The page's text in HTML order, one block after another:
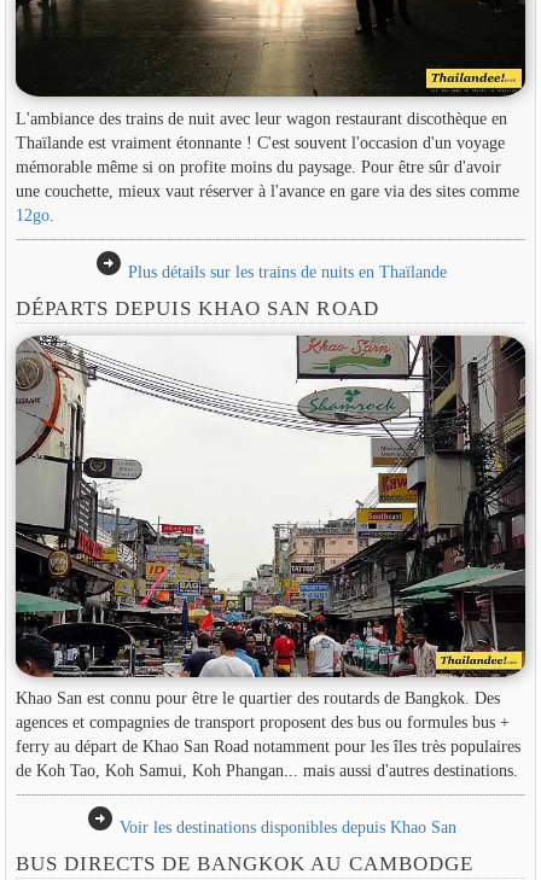
L'ambiance des trains de nuit avec leur wagon restaurant discothèque en
Thaïlande est vraiment étonnante ! C'est souvent l'occasion d'un voyage
mémorable même si on profite moins du paysage. Pour être sûr d'avoir
une couchette, mieux vaut réserver à l'avance en gare via des sites comme
12go.
arrow_circle_right Plus détails sur les trains de nuits en Thaïlande
DÉPARTS DEPUIS KHAO SAN ROAD
Khao San est connu pour être le quartier des routards de Bangkok. Des
agences et compagnies de transport proposent des bus ou formules bus +
ferry au départ de Khao San Road notamment pour les îles très populaires
de Koh Tao, Koh Samui, Koh Phangan... mais aussi d'autres destinations.
arrow_circle_right Voir les destinations disponibles depuis Khao San
BUS DIRECTS DE BANGKOK AU CAMBODGE